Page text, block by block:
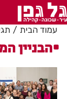
עמוד הבית
הבניין